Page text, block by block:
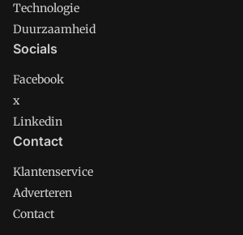
Technologie
Duurzaamheid
Socials
Facebook
x
Linkedin
Contact
Klantenservice
Adverteren
Contact